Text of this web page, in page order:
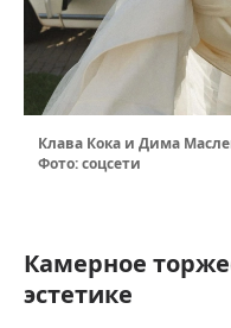
Клава Кока и Дима
Фото: соцсети
Камерное
эстетике